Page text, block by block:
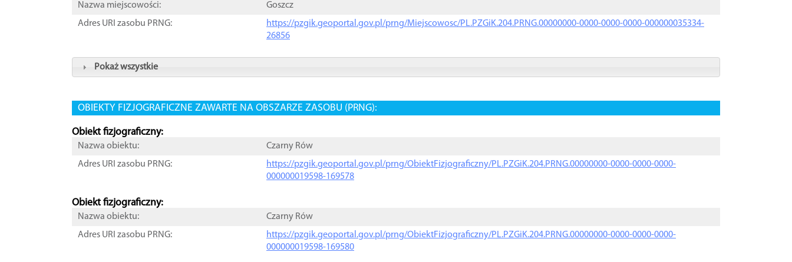
Nazwa miejscowości:
Goszcz
Adres URI zasobu PRNG:
https://pzgik.geoportal.gov.pl/prng/Miejscowosc/PL.PZGiK.204.PRNG.00000000-0000-0000-0000-000000035334-
26856
Pokaż wszystkie
OBIEKTY FIZJOGRAFICZNE ZAWARTE NA OBSZARZE ZASOBU (PRNG):
Obiekt fizjograficzny:
Nazwa obiektu:
Czarny Rów
Adres URI zasobu PRNG:
https://pzgik.geoportal.gov.pl/prng/ObiektFizjograficzny/PL.PZGiK.204.PRNG.00000000-0000-0000-0000-
000000019598-169578
Obiekt fizjograficzny:
Nazwa obiektu:
Czarny Rów
Adres URI zasobu PRNG:
https://pzgik.geoportal.gov.pl/prng/ObiektFizjograficzny/PL.PZGiK.204.PRNG.00000000-0000-0000-0000-
000000019598-169580